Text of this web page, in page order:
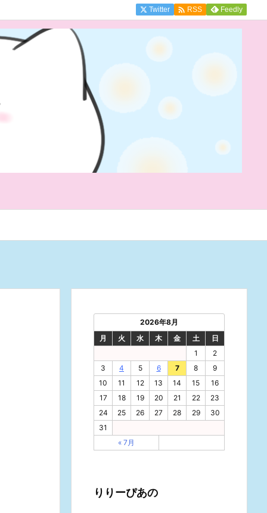
Twitter  RSS Feedly
2026年8月
月
火 水 木 金 土
日
1
2
3
4 5 6 7 8
9
10
11 12 13 14 15
16
17
18 19 20 21 22
23
24
25 26 27 28 29
30
31
« 7月
りりーぴあの